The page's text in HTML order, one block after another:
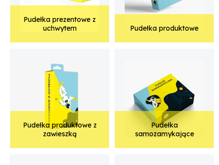
Pudełka prezentowe z
uchwytem
Pudełka produktowe
Pudełka produktowe z
zawieszką
Pudełka
samozamykające